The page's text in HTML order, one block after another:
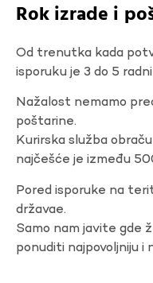
Rok izrade i
Od trenutka kada
isporuku je 3 do 5
Nažalost nemamo
poštarine.
Kurirska služba
najčešće je između
Pored isporuke na
državae.
Samo nam javite gde
ponuditi najpovoljniju i